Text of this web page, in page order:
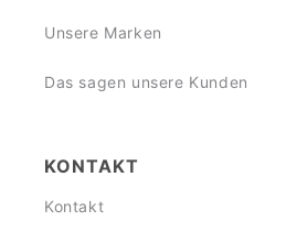
Unsere Marken
Das sagen unsere Kunden
KONTAKT
Kontakt